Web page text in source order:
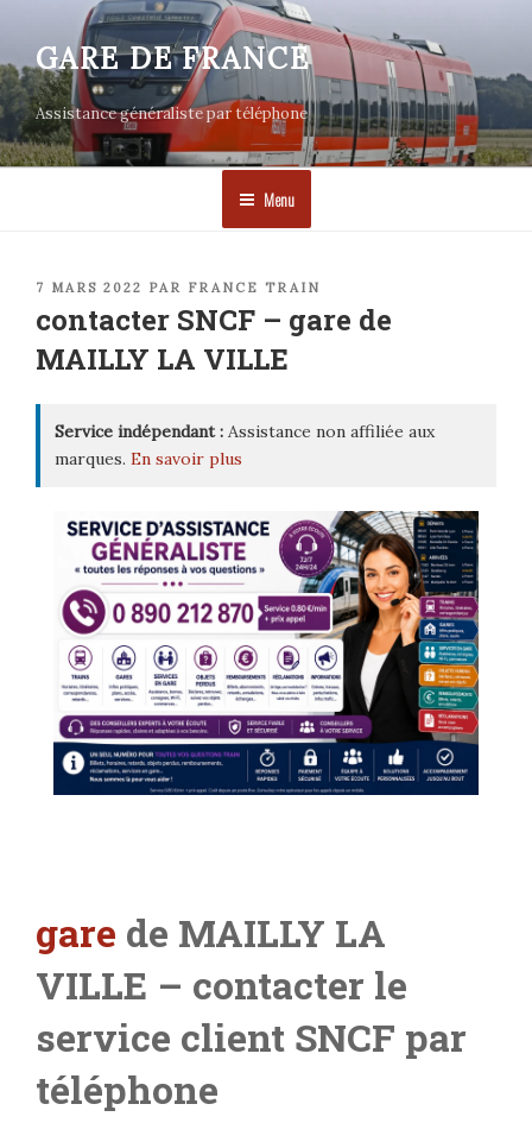
contenu
principal
GARE DE FRANCE
Assistance généraliste par téléphone
Menu
PUBLIÉ
7 MARS 2022 PAR FRANCE TRAIN
contacter SNCF – gare de
MAILLY LA VILLE
Service indépendant : Assistance non affiliée aux
marques. En savoir plus
gare de MAILLY LA
VILLE – contacter le
service client SNCF par
téléphone